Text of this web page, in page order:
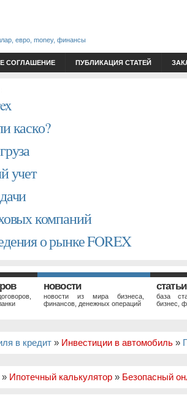
евро, money, финансы
СОГЛАШЕНИЕ ПУБЛИКАЦИЯ СТАТЕЙ
каско?
учет
компаний
о рынке FOREX
новости
новости из мира бизнеса,
финансов, денежных операций
статьи
база
бизнес,
в кредит » Инвестиции в автомобиль »
» Ипотечный калькулятор » Безопасный